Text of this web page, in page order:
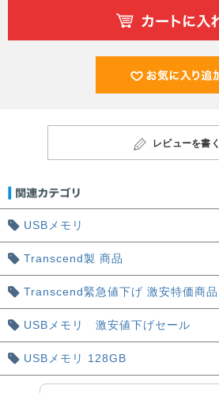
レビューを書く
USBメモリ
Transcend製 商品
Transcend緊急値下げ 激安特価商品
USBメモリ 激安値下げセール
USBメモリ 128GB